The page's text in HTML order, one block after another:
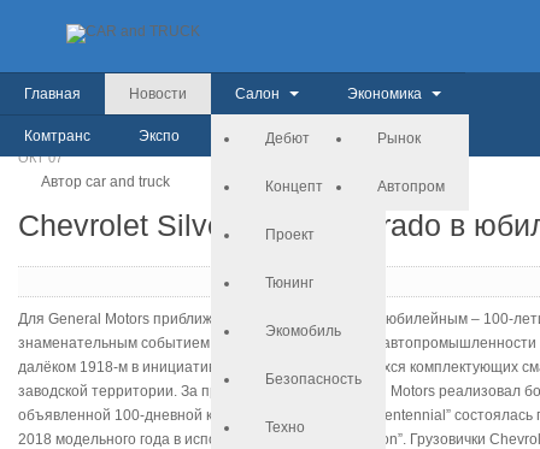
Главная Новости Салон
Дебют
Концепт
Проект
Тюнинг
Экомобиль
Безопасность
Техно
Экономика
Рынок
Автопром
Комтранс Экспо История
ОКТ 07
Автор car and truck
Chevrolet Silverado и Colorado в
Для General Motors приближающийся 2018 год будет юбилейным – 100-
знаменательным событием патриарх американской
далёком 1918-м в инициативном порядке из имеющихся комплектующих
заводской территории. За прошедшее время General Motors реализовал
объявленной 100-дневной кампании “Chevy Trucks Centennial”
2018 модельного года в исполнении “Centennial Edition”. Грузовички